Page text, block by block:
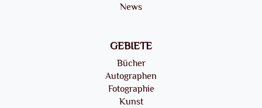
News
GEBIETE
Bücher
Autographen
Fotographie
Kunst